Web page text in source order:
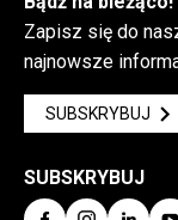
Zapisz się do
najnowsze
SUBSKRYBUJ
SUBSKRYBUJ